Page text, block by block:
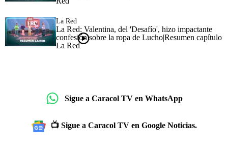
La Red
La Red: Valentina, del 'Desafío', hizo impactante
confesión sobre la ropa de Lucho|Resumen capítulo
La Red
Sigue a Caracol TV en WhatsApp
📺 Sigue a Caracol TV en Google Noticias.